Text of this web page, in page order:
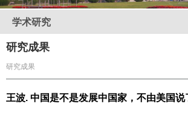
学术研究
研究成果
研究成果
王波. 中国是不是发展中国家，不由美国说